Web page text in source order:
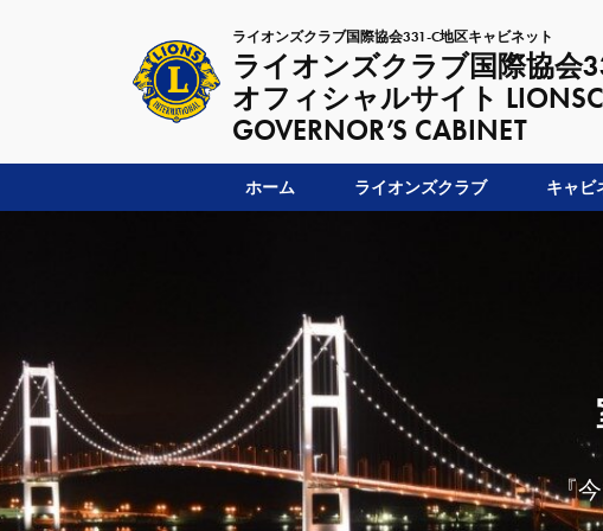
ライオンズクラブ国際協会331-C地区キャビネット
ライオンズクラブ国際協会
オフィシャルサイト
GOVERNOR’S CABINET
ホーム ライオンズクラブ キャビ
『